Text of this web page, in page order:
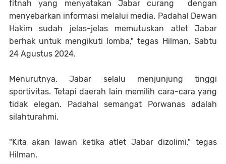
fitnah yang menyatakan Jabar curang dengan
menyebarkan informasi melalui media. Padahal Dewan
Hakim sudah jelas-jelas memutuskan atlet Jabar
berhak untuk mengikuti lomba," tegas Hilman, Sabtu
24 Agustus 2024.
Menurutnya, Jabar selalu menjunjung tinggi
sportivitas. Tetapi daerah lain memilih cara-cara yang
tidak elegan. Padahal semangat Porwanas adalah
silahturahmi.
"Kita akan lawan ketika atlet Jabar dizolimi," tegas
Hilman.